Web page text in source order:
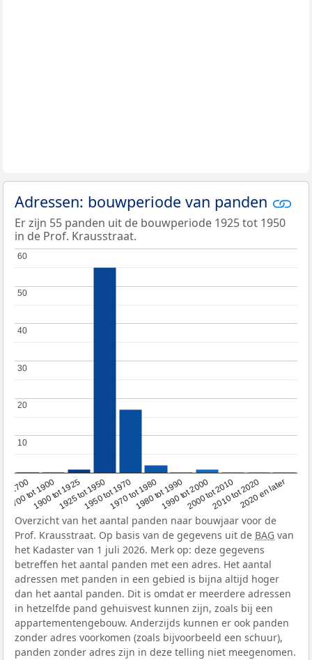
Adressen: bouwperiode van panden
Er zijn 55 panden uit de bouwperiode 1925 tot 1950
in de Prof. Krausstraat.
1700
1700 tot 1900
1900 tot 19251925 tot 19501950 tot 19701970 tot 19801980 tot 19901990 tot 20002000 tot 20102010 tot 20202020 en later
10
10
20
20
30
30
40
40
50
50
60
60
Overzicht van het aantal panden naar bouwjaar voor de
Prof. Krausstraat. Op basis van de gegevens uit de BAG van
het Kadaster van 1 juli 2026. Merk op: deze gegevens
betreffen het aantal panden met een adres. Het aantal
adressen met panden in een gebied is bijna altijd hoger
dan het aantal panden. Dit is omdat er meerdere adressen
in hetzelfde pand gehuisvest kunnen zijn, zoals bij een
appartementengebouw. Anderzijds kunnen er ook panden
zonder adres voorkomen (zoals bijvoorbeeld een schuur),
panden zonder adres zijn in deze telling niet meegenomen.